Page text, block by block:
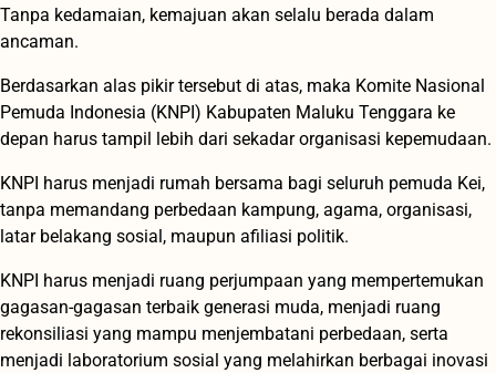
Tanpa kedamaian, kemajuan akan selalu berada dalam
ancaman.
Berdasarkan alas pikir tersebut di atas, maka Komite Nasional
Pemuda Indonesia (KNPI) Kabupaten Maluku Tenggara ke
depan harus tampil lebih dari sekadar organisasi kepemudaan.
KNPI harus menjadi rumah bersama bagi seluruh pemuda Kei,
tanpa memandang perbedaan kampung, agama, organisasi,
latar belakang sosial, maupun afiliasi politik.
KNPI harus menjadi ruang perjumpaan yang mempertemukan
gagasan-gagasan terbaik generasi muda, menjadi ruang
rekonsiliasi yang mampu menjembatani perbedaan, serta
menjadi laboratorium sosial yang melahirkan berbagai inovasi